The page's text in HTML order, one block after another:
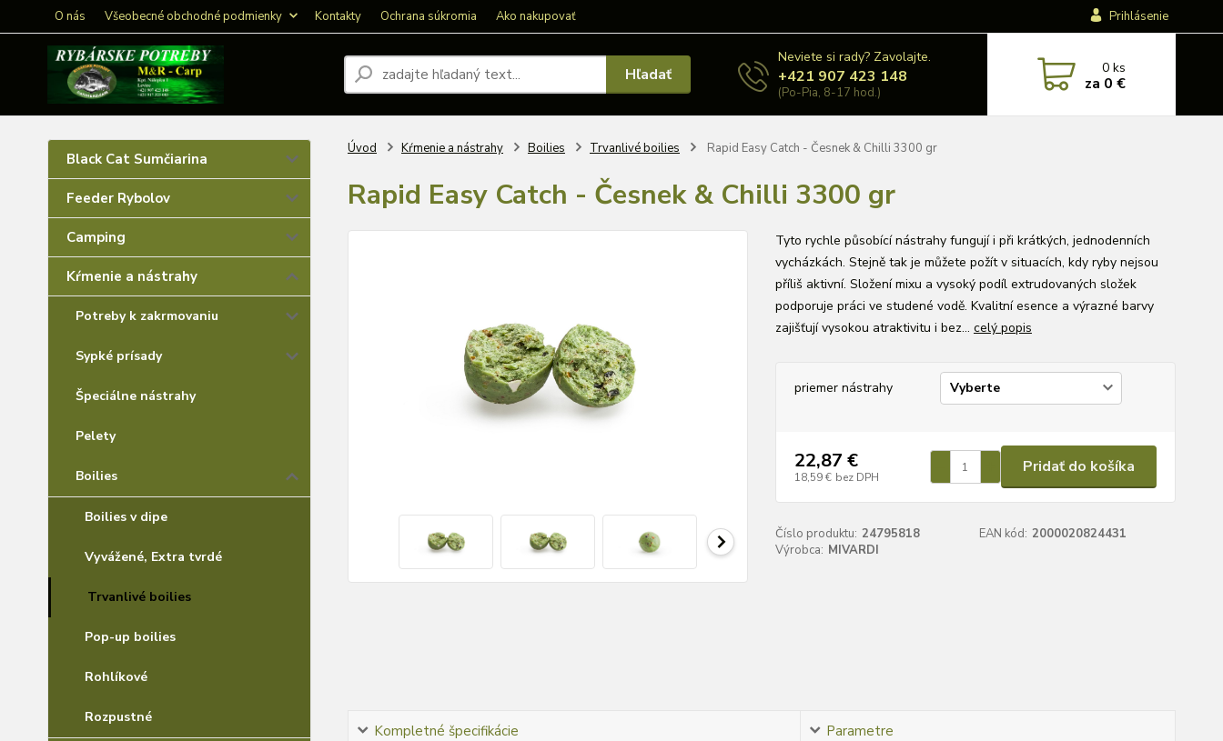
O nás Všeobecné obchodné podmienky Kontakty Ochrana súkromia Ako nakupovať Prihlásenie
Hľadať
Neviete si rady? Zavolajte.
+421 907 423 148
(Po-Pia, 8-17 hod.)
0ks
za 0 €
Black Cat Sumčiarina
Feeder Rybolov
Camping
Kŕmenie a nástrahy
Potreby k zakrmovaniu
Sypké prísady
Špeciálne nástrahy
Pelety
Boilies
Boilies v dipe
Vyvážené, Extra tvrdé
Trvanlivé boilies
Pop-up boilies
Rohlíkové
Rozpustné
Úvod Kŕmenie a nástrahy Boilies Trvanlivé boilies Rapid Easy Catch - Česnek & Chilli 3300 gr
Rapid Easy Catch - Česnek & Chilli 3300 gr
Tyto rychle působící nástrahy fungují i při krátkých, jednodenních
vycházkách. Stejně tak je můžete požít v situacích, kdy ryby nejsou
příliš aktivní. Složení mixu a vysoký podíl extrudovaných složek
podporuje práci ve studené vodě. Kvalitní esence a výrazné barvy
zajišťují vysokou atraktivitu i bez... celý popis
priemer nástrahy
22,87 €
18,59 € bez DPH
Pridať do košíka
Číslo produktu: 24795818 EAN kód: 2000020824431
Výrobca: MIVARDI
Kompletné špecifikácie Parametre